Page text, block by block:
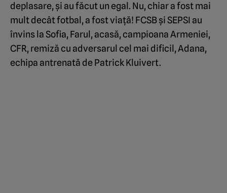
deplasare, și au făcut un egal. Nu, chiar a fost mai
mult decât fotbal, a fost viață! FCSB și SEPSI au
învins la Sofia, Farul, acasă, campioana Armeniei,
CFR, remiză cu adversarul cel mai dificil, Adana,
echipa antrenată de Patrick Kluivert.